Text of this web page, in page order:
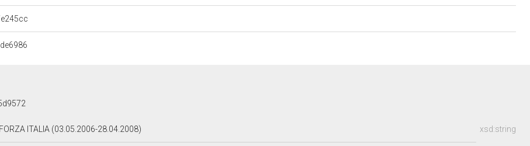
xsd:string
FORZA ITALIA (03.05.2006-28.04.2008)